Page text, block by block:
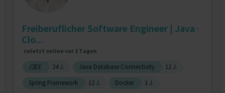
Freiberuflicher Software Engineer | Java ·
Clo...
zuletzt online vor 1 Tagen
J2EE 24 J. Java Database Connectivity
12 J.
Spring Framework
12 J. Docker 1 J.